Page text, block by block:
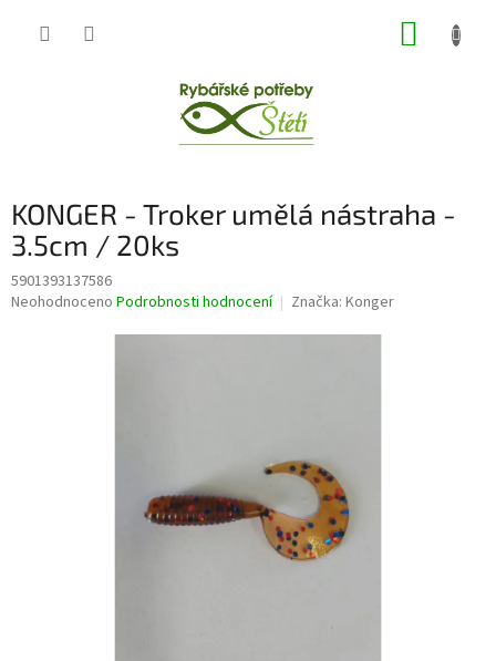
KONGER - Troker umělá nástraha -
3.5cm / 20ks
5901393137586
Průměrné
Neohodnoceno Podrobnosti hodnocení Značka: Konger